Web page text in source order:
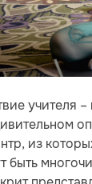
учителя
из
быть